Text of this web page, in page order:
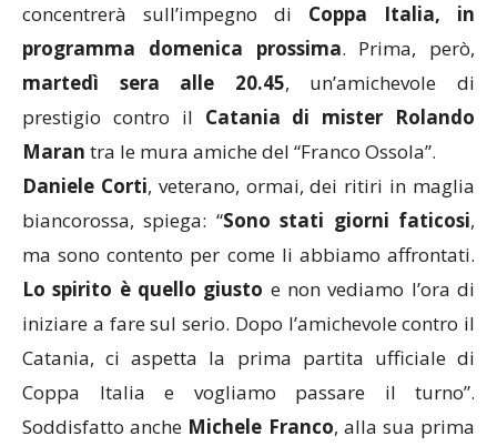
concentrerà sull’impegno di Coppa Italia, in
programma domenica prossima. Prima, però,
martedì sera alle 20.45, un’amichevole di
prestigio contro il Catania di mister Rolando
Maran tra le mura amiche del “Franco Ossola”.
Daniele Corti, veterano, ormai, dei ritiri in maglia
biancorossa, spiega: “Sono stati giorni faticosi,
ma sono contento per come li abbiamo affrontati.
Lo spirito è quello giusto e non vediamo l’ora di
iniziare a fare sul serio. Dopo l’amichevole contro il
Catania, ci aspetta la prima partita ufficiale di
Coppa Italia e vogliamo passare il turno”.
Soddisfatto anche Michele Franco, alla sua prima